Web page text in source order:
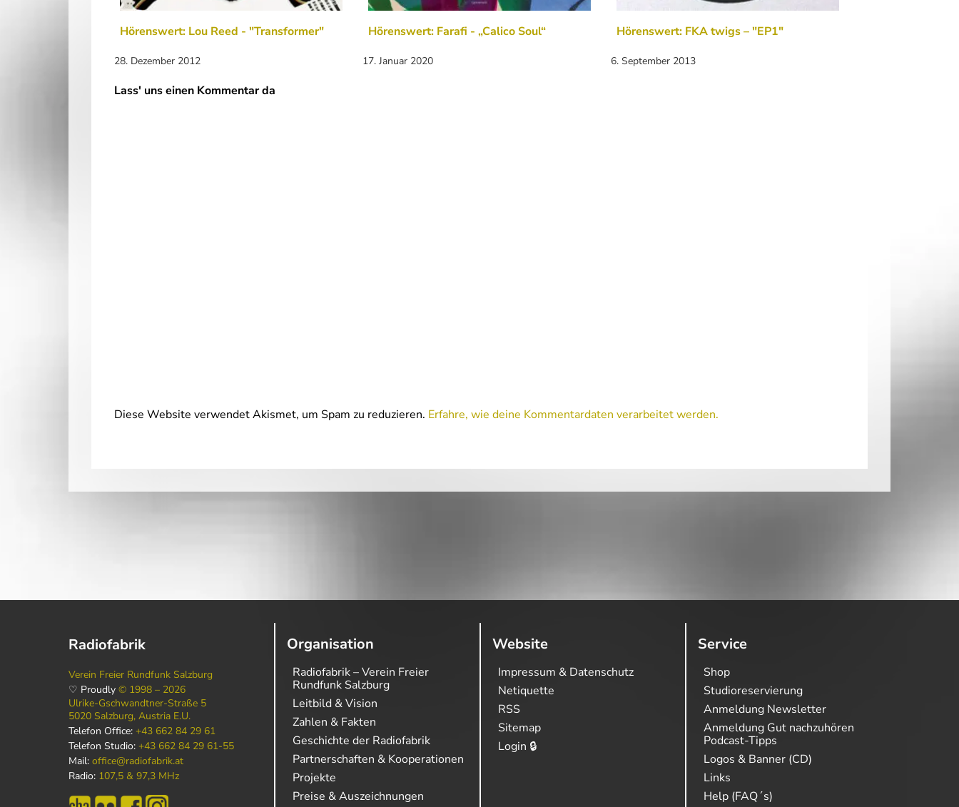
Hörenswert: Lou Reed - "Transformer"
28. Dezember 2012
Hörenswert: Farafi - „Calico Soul“
17. Januar 2020
Hörenswert: FKA twigs – "EP1"
6. September 2013
Lass' uns einen Kommentar da
Diese Website verwendet Akismet, um Spam zu reduzieren. Erfahre, wie deine Kommentardaten verarbeitet werden.
Radiofabrik
Verein Freier Rundfunk Salzburg
♡ Proudly © 1998 – 2026
Ulrike-Gschwandtner-Straße 5
5020 Salzburg, Austria E.U.
Telefon Office: +43 662 84 29 61
Telefon Studio: +43 662 84 29 61-55
Mail: office@radiofabrik.at
Radio: 107,5 & 97,3 MHz
Organisation
Radiofabrik – Verein Freier
Rundfunk Salzburg
Leitbild & Vision
Zahlen & Fakten
Geschichte der Radiofabrik
Partnerschaften & Kooperationen
Projekte
Preise & Auszeichnungen
Website
Impressum & Datenschutz
Netiquette
RSS
Sitemap
Login 🔒
Service
Shop
Studioreservierung
Anmeldung Newsletter
Anmeldung Gut nachzuhören
Podcast-Tipps
Logos & Banner (CD)
Links
Help (FAQ´s)